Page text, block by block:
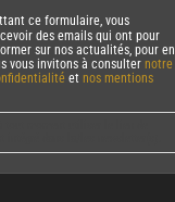
ce formulaire, vous
des emails qui ont pour
sur nos actualités, pour en
vous invitons à consulternotre
etnos mentions